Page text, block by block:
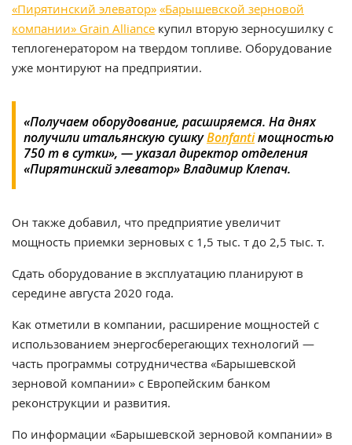
«Пирятинский элеватор» «Барышевской зерновой
компании» Grain Alliance купил вторую зерносушилку с
теплогенератором на твердом топливе. Оборудование
уже монтируют на предприятии.
«Получаем оборудование, расширяемся. На днях
получили итальянскую сушкуBonfantiмощностью
750 т в сутки», — указалдиректор отделения
«Пирятинский элеватор» Владимир Клепач.
Он также добавил, что предприятие увеличит
мощность приемки зерновых с 1,5 тыс. т до 2,5 тыс. т.
Сдать оборудование в эксплуатацию планируют в
середине августа 2020 года.
Как отметили в компании, расширение мощностей с
использованием энергосберегающих технологий —
часть программы сотрудничества «Барышевской
зерновой компании» с Европейским банком
реконструкции и развития.
По информации «Барышевской зерновой компании» в